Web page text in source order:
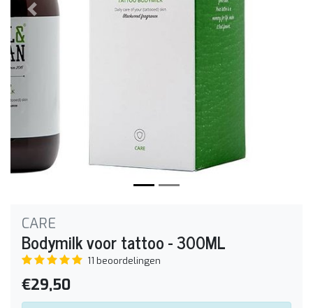
Vorige
CARE
Bodymilk voor tattoo - 300ML
11 beoordelingen
€29,50